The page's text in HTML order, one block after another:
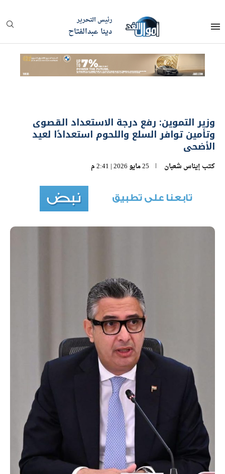
رئيس التحرير
دينا عبدالفتاح
وزير التموين: رفع درجة الاستعداد القصوى
وتأمين توافر السلع واللحوم استعدادًا لعيد
الأضحى
كتب إيناس شعبان 25 مايو 2026 | 2:41 م